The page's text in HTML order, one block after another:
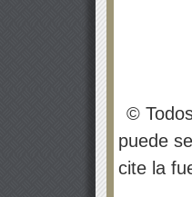
©
puede
cite la